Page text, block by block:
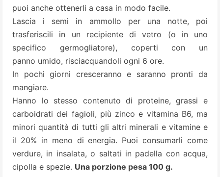
puoi anche ottenerli a casa in modo facile.
Lascia i semi in ammollo per una notte, poi
trasferiscili in un recipiente di vetro (o in uno
specifico germogliatore), coperti con un
panno umido, risciacquandoli ogni 6 ore.
In pochi giorni cresceranno e saranno pronti da
mangiare.
Hanno lo stesso contenuto di proteine, grassi e
carboidrati dei fagioli, più zinco e vitamina B6, ma
minori quantità di tutti gli altri minerali e vitamine e
il 20% in meno di energia. Puoi consumarli come
verdure, in insalata, o saltati in padella con acqua,
cipolla e spezie. Una porzione pesa 100 g.